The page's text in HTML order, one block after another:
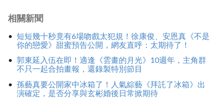
相關新聞
短短幾十秒竟有6場吻戲太犯規！徐康俊、安恩真《不是
你的戀愛》甜蜜預告公開，網友直呼：太期待了！
郭東延入伍在即！適逢《雲畫的月光》10週年，主角群
不只一起合拍畫報，還錄製特別節目
孫藝真要公開家中冰箱了！人氣綜藝《拜託了冰箱》出
演確定，是否分享與玄彬婚後日常掀期待